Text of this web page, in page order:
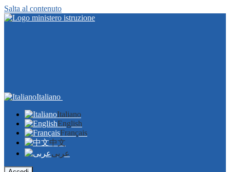
Salta al contenuto
Italiano
Italiano
English
Français
中文
عربى